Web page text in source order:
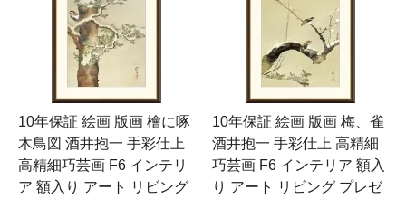
10年保証 絵画 版画 檜に啄
木鳥図 酒井抱一 手彩仕上
高精細巧芸画 F6 インテリ
ア 額入り アート リビング
10年保証 絵画 版画 梅、雀
酒井抱一 手彩仕上 高精細
巧芸画 F6 インテリア 額入
り アート リビング プレゼ